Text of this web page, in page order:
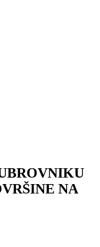
NA